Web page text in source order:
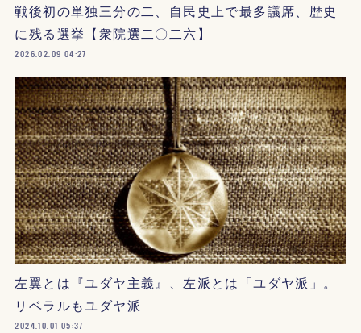
戦後初の単独三分の二、自民史上で最多議席、歴史
に残る選挙【衆院選二〇二六】
2026.02.09 04:27
左翼とは『ユダヤ主義』、左派とは「ユダヤ派」。
リベラルもユダヤ派
2024.10.01 05:37